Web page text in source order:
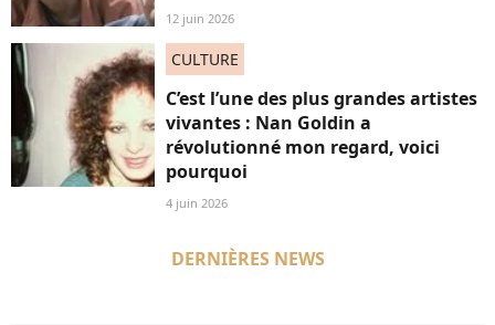
12 juin 2026
CULTURE
C’est l’une des plus grandes artistes
vivantes : Nan Goldin a
révolutionné mon regard, voici
pourquoi
4 juin 2026
DERNIÈRES NEWS